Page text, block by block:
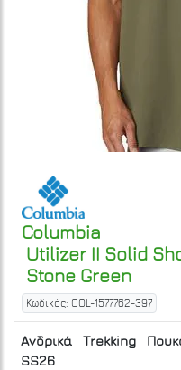
Columbia
Utilizer II Solid
Stone Green
Κωδικός: COL-1577762-397
Ανδρικά Trekking
SS26